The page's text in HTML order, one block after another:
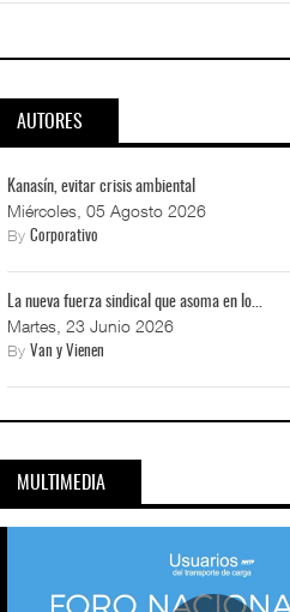
AUTORES
Kanasín, evitar crisis ambiental
Miércoles, 05 Agosto 2026
ByCorporativo
La nueva fuerza sindical que asoma en lo...
Martes, 23 Junio 2026
ByVan y Vienen
MULTIMEDIA